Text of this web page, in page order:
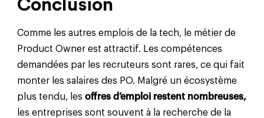
Conclusion
Comme les autres emplois de la tech, le métier de
Product Owner est attractif. Les compétences
demandées par les recruteurs sont rares, ce qui fait
monter les salaires des PO. Malgré un écosystème
plus tendu, lesoffres d’emploi restent nombreuses,
les entreprises sont souvent à la recherche de la